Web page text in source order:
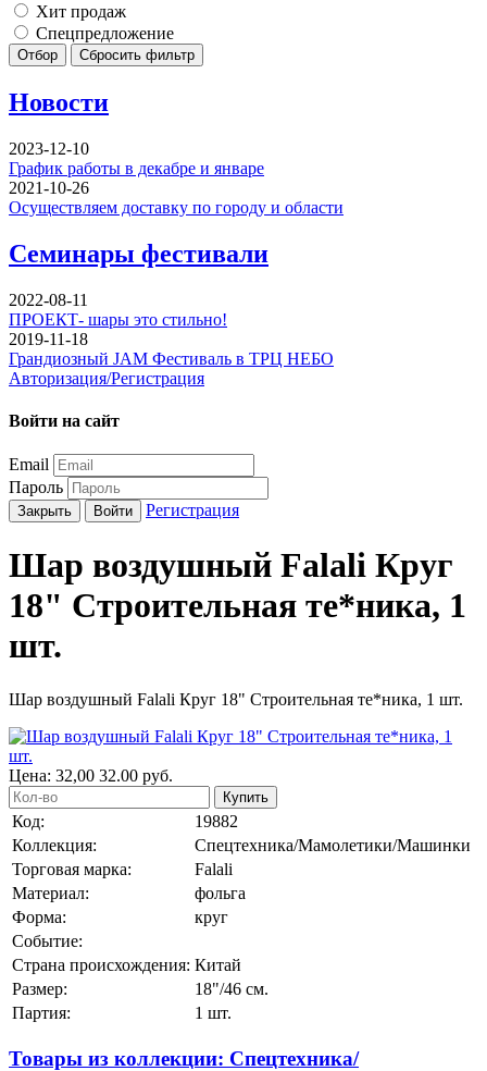
Хит продаж
Спецпредложение
Отбор Сбросить фильтр
Новости
2023-12-10
График работы в декабре и январе
2021-10-26
Осуществляем доставку по городу и области
Семинары фестивали
2022-08-11
ПРОЕКТ- шары это стильно!
2019-11-18
Грандиозный JAM Фестиваль в ТРЦ НЕБО
Авторизация/Регистрация
Войти на сайт
Email
Пароль
Закрыть Войти Регистрация
Шар воздушный Falali Круг
18" Строительная те*ника, 1
шт.
Шар воздушный Falali Круг 18" Строительная те*ника, 1 шт.
Цена: 32,00 32.00 руб.
Купить
Код:
19882
Коллекция:
Спецтехника/Мамолетики/Машинки
Торговая марка:
Falali
Материал:
фольга
Форма:
круг
Событие:
Страна происхождения: Китай
Размер:
18"/46 см.
Партия:
1 шт.
Товары из коллекции: Спецтехника/